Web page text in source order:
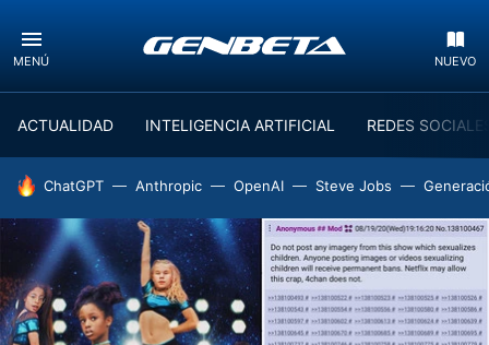
MENÚ NUEVO
ACTUALIDAD INTELIGENCIA ARTIFICIAL REDES
HOY SE HABLA DE
ChatGPT Anthropic OpenAI Steve Jobs